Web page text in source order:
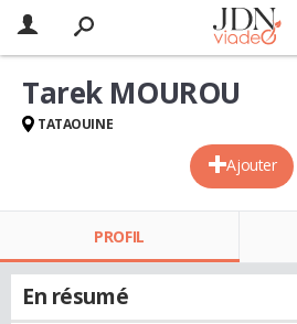
Ajouter
Tarek MOUROU
TATAOUINE
PROFIL
En résumé